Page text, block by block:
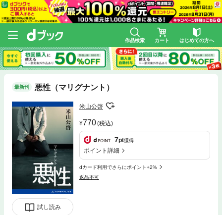
作品検索 カート はじめての方へ
最新刊 悪性（マリグナント）
試し読み
米山公啓
770(税込)
7pt獲得
ポイント詳細
dカード利用でさらにポイント+2%
返品不可